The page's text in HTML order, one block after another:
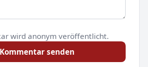
wird anonym veröffentlicht.
Kommentar senden